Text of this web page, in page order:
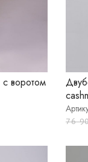
воротом
76